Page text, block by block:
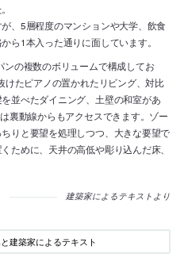
、5層程度のマンションや大学、飲食
ら1本入った通りに面しています。
ンの複数のボリュームで構成してお
けたピアノの置かれたリビング、対比
並べたダイニング、土壁の和室があ
裏動線からもアクセスできます。ゾー
りと要望を処理しつつ、大きな要望で
ために、天井の高低や彫り込んだ床、
建築家によるテキストより
建築家によるテキスト